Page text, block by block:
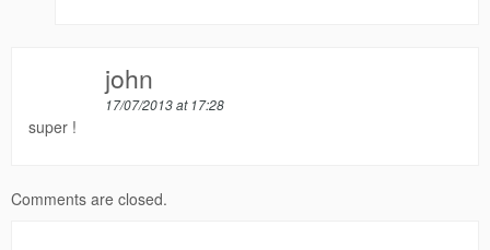
john
17/07/2013 at 17:28
super !
Comments are closed.